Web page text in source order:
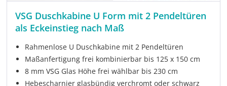
VSG Duschkabine U Form mit 2 Pendeltüren
als Eckeinstieg nach Maß
Rahmenlose U Duschkabine mit 2 Pendeltüren
Maßanfertigung frei kombinierbar bis 125 x 150 cm
8 mm VSG Glas Höhe frei wählbar bis 230 cm
Hebescharnier glasbündig verchromt oder schwarz